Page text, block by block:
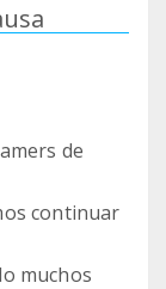
de
continuar
muchos